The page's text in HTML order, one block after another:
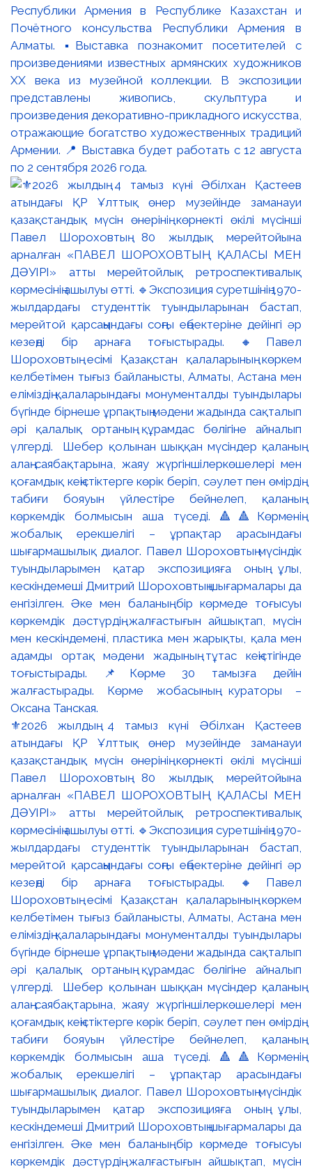
Республики Армения в Республике Казахстан и
Почётного консульства Республики Армения в
Алматы. ▪️Выставка познакомит посетителей с
произведениями известных армянских художников
XX века из музейной коллекции. В экспозиции
представлены живопись, скульптура и
произведения декоративно-прикладного искусства,
отражающие богатство художественных традиций
Армении. 📍 Выставка будет работать с 12 августа
по 2 сентября 2026 года.
⚜️2026 жылдың 4 тамыз күні Әбілхан Қастеев
атындағы ҚР Ұлттық өнер музейінде заманауи
қазақстандық мүсін өнерінің көрнекті өкілі мүсінші
Павел Шороховтың 80 жылдық мерейтойына
арналған «ПАВЕЛ ШОРОХОВТЫҢ ҚАЛАСЫ МЕН
ДӘУІРІ» атты мерейтойлық ретроспективалық
көрмесінің ашылуы өтті. 🔹Экспозиция суретшінің 1970-
жылдардағы студенттік туындыларынан бастап,
мерейтой қарсаңындағы соңғы еңбектеріне дейінгі әр
кезеңді бір арнаға тоғыстырады. 🔸Павел
Шороховтың есімі Қазақстан қалаларының көркем
келбетімен тығыз байланысты, Алматы, Астана мен
еліміздің қалаларындағы монументалды туындылары
бүгінде бірнеше ұрпақтың мәдени жадында сақталып
әрі қалалық ортаның құрамдас бөлігіне айналып
үлгерді. Шебер қолынан шыққан мүсіндер қаланың
алаң-саябақтарына, жаяу жүргіншілеркөшелері мен
қоғамдық кеңістіктерге көрік беріп, сәулет пен өмірдің
табиғи бояуын үйлестіре бейнелеп, қаланың
көркемдік болмысын аша түседі. 🔺🔺Көрменің
жобалық ерекшелігі – ұрпақтар арасындағы
шығармашылық диалог. Павел Шороховтың мүсіндік
туындыларымен қатар экспозицияға оның ұлы,
кескіндемеші Дмитрий Шороховтың шығармалары да
енгізілген. Әке мен баланың бір көрмеде тоғысуы
көркемдік дәстүрдің жалғастығын айшықтап, мүсін